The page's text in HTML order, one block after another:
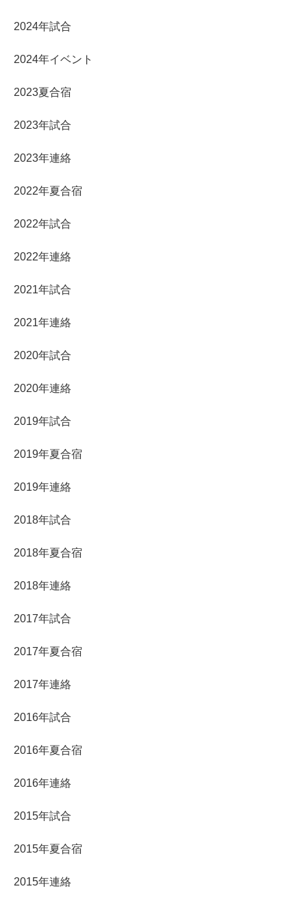
2024年試合
2024年イベント
2023夏合宿
2023年試合
2023年連絡
2022年夏合宿
2022年試合
2022年連絡
2021年試合
2021年連絡
2020年試合
2020年連絡
2019年試合
2019年夏合宿
2019年連絡
2018年試合
2018年夏合宿
2018年連絡
2017年試合
2017年夏合宿
2017年連絡
2016年試合
2016年夏合宿
2016年連絡
2015年試合
2015年夏合宿
2015年連絡